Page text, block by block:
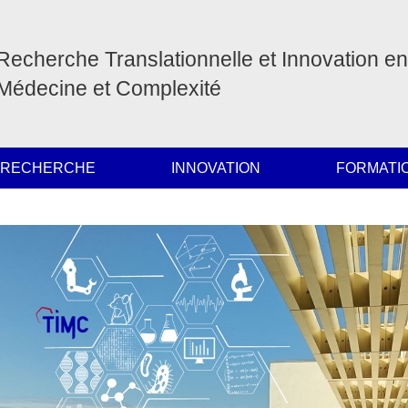
Translationnelle et Innovation en
et Complexité
RECHERCHE INNOVATION